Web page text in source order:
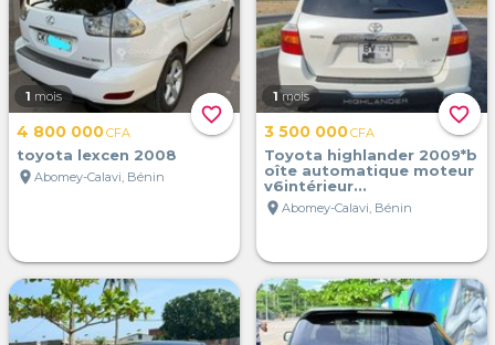
favorite_border
1 mois
4 800 000CFA
toyota lexcen 2008
location_on Abomey-Calavi, Bénin
favorite_border
1 mois
3 500 000CFA
Toyota highlander 2009*b
oîte automatique moteur
v6intérieur...
location_on Abomey-Calavi, Bénin